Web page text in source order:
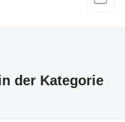
der Kategorie